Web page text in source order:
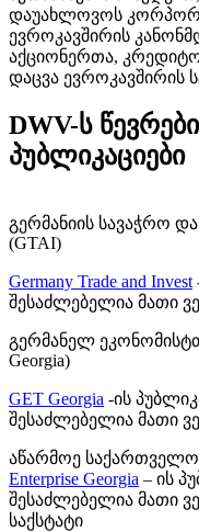
დაუახლოვოს
ევროკავშირის
აქციონერთა,
დაცვა ევროკავშირის
DWV-ს
პუბლიკაციები
გერმანიის სავაჭრო
(GTAI)
Germany Trade and Invest
შესაძლებელია მათი
გერმანელ
Georgia)
GET Georgia -ის
შესაძლებელია მათი
აწარმოე
Enterprise Georgia – ის
შესაძლებელია მათი
საქსტატი